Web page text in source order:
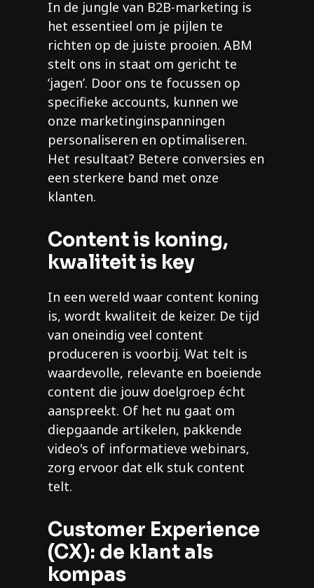
In de jungle van B2B-marketing is
het essentieel om je pijlen te
richten op de juiste prooien. ABM
stelt ons in staat om gericht te
‘jagen’. Door ons te focussen op
specifieke accounts, kunnen we
onze marketinginspanningen
personaliseren en optimaliseren.
Het resultaat? Betere conversies en
een sterkere band met onze
klanten.
Content is koning,
kwaliteit is key
In een wereld waar content koning
is, wordt kwaliteit de keizer. De tijd
van oneindig veel content
produceren is voorbij. Wat telt is
waardevolle, relevante en boeiende
content die jouw doelgroep écht
aanspreekt. Of het nu gaat om
diepgaande artikelen, pakkende
video's of informatieve webinars,
zorg ervoor dat elk stuk content
telt.
Customer Experience
(CX): de klant als
kompas